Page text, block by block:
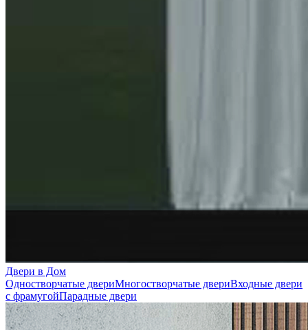
Двери в Дом
Одностворчатые двериМногостворчатые двериВходные двери
с фрамугойПарадные двери